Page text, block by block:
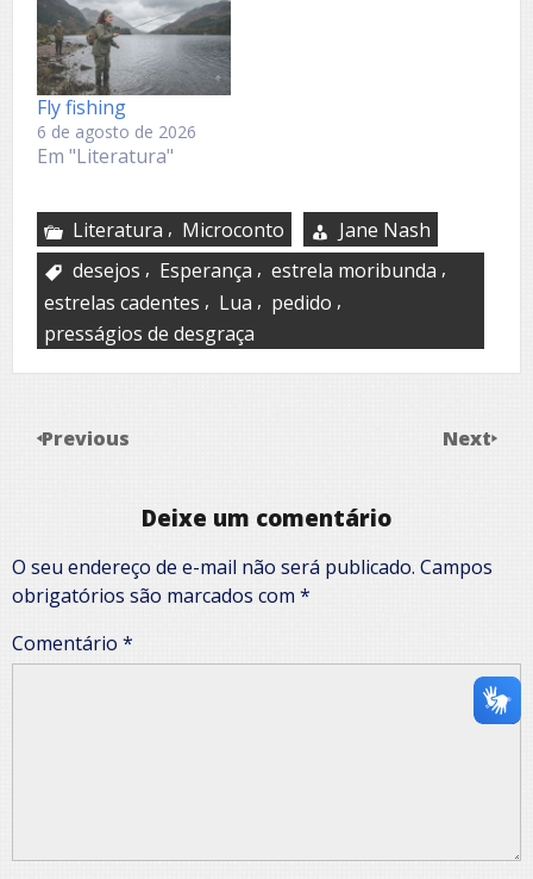
Fly fishing
6 de agosto de 2026
Em "Literatura"
Literatura , Microconto
Jane Nash
desejos , Esperança , estrela moribunda ,
estrelas cadentes , Lua , pedido ,
presságios de desgraça
Previous Next
Deixe um comentário
O seu endereço de e-mail não será publicado. Campos
obrigatórios são marcados com *
Comentário *